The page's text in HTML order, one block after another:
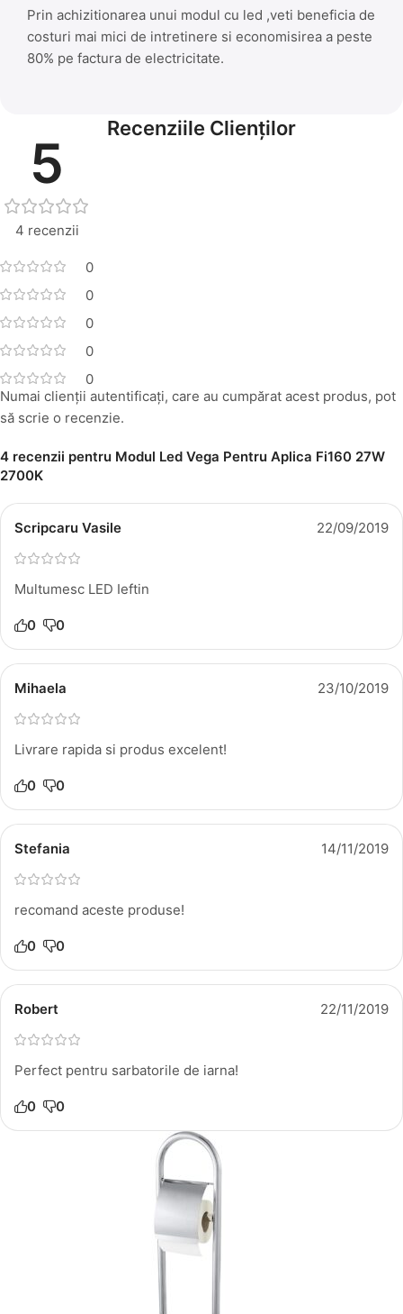
Prin achizitionarea unui modul cu led ,veti beneficia de
costuri mai mici de intretinere si economisirea a peste
80% pe factura de electricitate.
Recenziile Clienților
5
4 recenzii
0
0
0
0
0
4 recenzii pentru Modul Led Vega Pentru Aplica Fi160 27W
2700K
Scripcaru Vasile 22/09/2019
Multumesc LED Ieftin
0 0
Mihaela 23/10/2019
Livrare rapida si produs excelent!
0 0
Stefania 14/11/2019
recomand aceste produse!
0 0
Robert 22/11/2019
Perfect pentru sarbatorile de iarna!
0 0
Numai clienții autentificați, care au cumpărat acest produs, pot
să scrie o recenzie.